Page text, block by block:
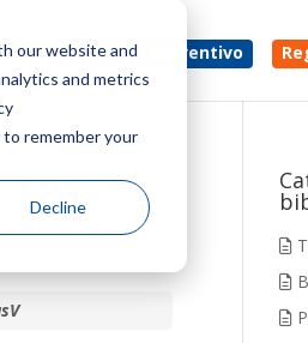
our website and
and metrics
remember your
Decline
Ottieni un preventivo
per la